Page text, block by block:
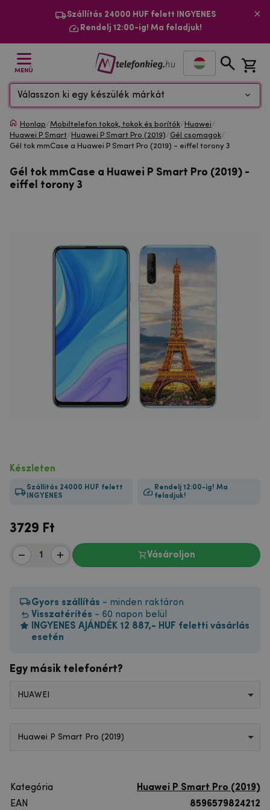
Szállítás 24000 HUF felett INGYENES
Rendelj 12:00-ig! Ma feladjuk!
MENÜ
Válasszon ki egy készülék márkát
Honlap/Mobiltelefon tokok, tokok és borítók/ Huawei/
Huawei P Smart/ Huawei P Smart Pro (2019)/Gél csomagok/
Gél tok mmCase a Huawei P Smart Pro (2019) - eiffel torony 3
Gél tok mmCase a Huawei P Smart Pro (2019) -
eiffel torony 3
Készleten
Szállítás 24000 HUF felett
INGYENES
Rendelj 12:00-ig! Ma
feladjuk!
3729 Ft
Vásároljon
Gyors szállítás - minden raktáron
Visszatérítés - 60 napon belül
INGYENES AJÁNDÉK 12 887,- HUF feletti vásárlás
esetén
Egy másik telefonért?
HUAWEI
Huawei P Smart Pro (2019)
Kategória
Huawei P Smart Pro (2019)
EAN
8596579824212